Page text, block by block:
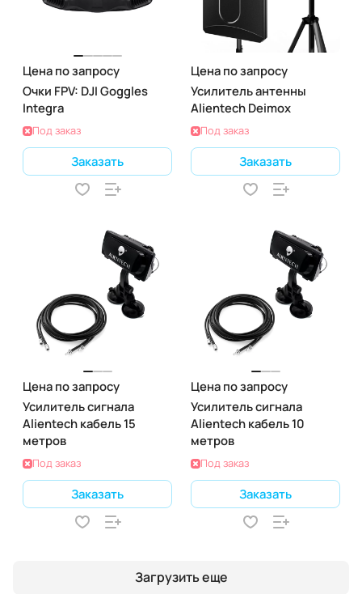
Цена по запросу
Очки FPV: DJI Goggles
Integra
Под заказ
Заказать
Цена по запросу
Усилитель антенны
Alientech Deimox
Под заказ
Заказать
Цена по запросу
Усилитель сигнала
Alientech кабель 15
метров
Под заказ
Заказать
Цена по запросу
Усилитель сигнала
Alientech кабель 10
метров
Под заказ
Заказать
Загрузить еще